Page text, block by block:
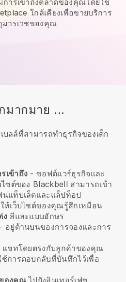
การเข้าถึงตลาดของคุณโดยใช้
ใกล้เคียงเพื่อขายบริการ
มารเวชของคุณ
มากมาย ...
ลล์ที่สามารถทำธุรกิจของเด็ก
เข้าถึง - ซอฟต์แวร์ธุรกิจและ
ไซต์ของ Blackbell สามารถเข้า
แท็บเล็ตและแล็ปท็อป
ห้เว็บไซต์ของคุณรู้สึกเหมือน
งสีและแบบอักษร
- อยู่ด้านบนของการจองและการ
ชทโดยตรงกับลูกค้าของคุณ
การตอบกลับที่บันทึกไว้เพื่อ